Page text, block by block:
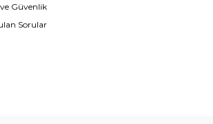
Güvenlik
Sorular